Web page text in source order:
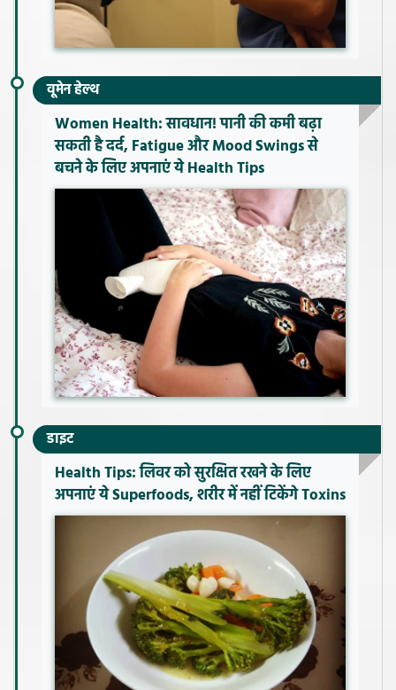
वूमेन हेल्थ
Women Health: सावधान! पानी की कमी बढ़ा
सकती है दर्द, Fatigue और Mood Swings से
बचने के लिए अपनाएं ये Health Tips
डाइट
Health Tips: लिवर को सुरक्षित रखने के लिए
अपनाएं ये Superfoods, शरीर में नहीं टिकेंगे Toxins